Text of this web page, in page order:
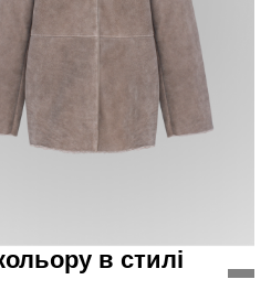
в стилі